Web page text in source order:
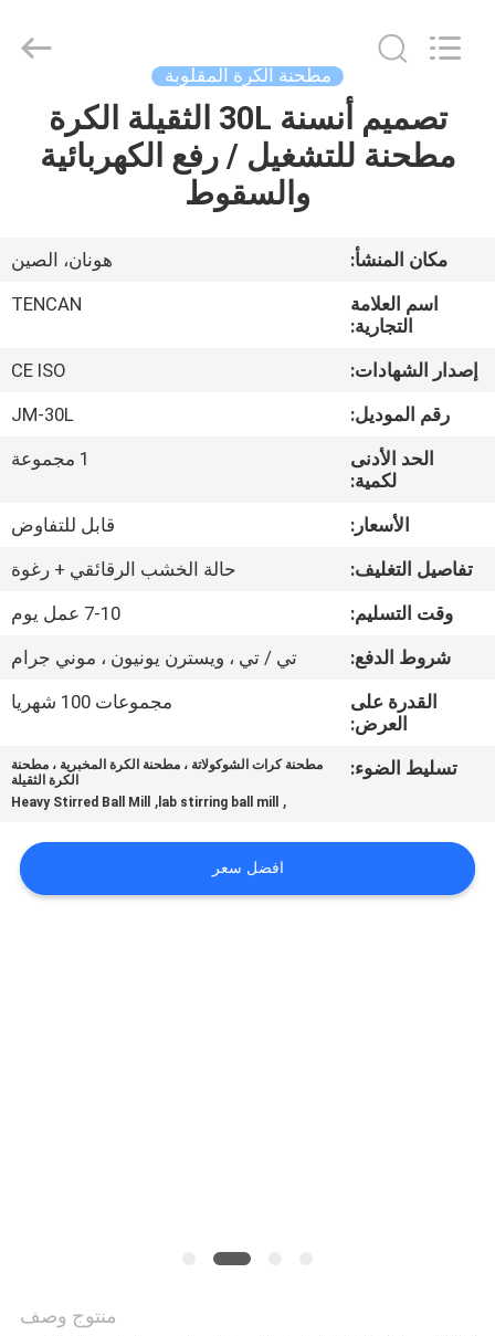
منزل،
بيت
معلومات
جولة
مراقبة
الجودة
اتصل
أخبار
BLOG
اطلب
Technology
مطحنة الكرة المقلوبة
تصميم أنسنة 30L الثقيلة الكرة
مطحنة للتشغيل / رفع الكهربائية
والسقوط
مكان المنشأ:
هونان، الصين
اسم العلامة
التجارية:
TENCAN
إصدار الشهادات:
CE ISO
رقم الموديل:
JM-30L
الحد الأدنى
لكمية:
1 مجموعة
الأسعار:
قابل للتفاوض
تفاصيل التغليف:
حالة الخشب الرقائقي + رغوة
وقت التسليم:
7-10 عمل يوم
شروط الدفع:
تي / تي ، ويسترن يونيون ، موني جرام
القدرة على
العرض:
مجموعات 100 شهريا
تسليط الضوء:
مطحنة كرات الشوكولاتة ، مطحنة الكرة المخبرية ، مطحنة
الكرة الثقيلة
,
lab stirring ball mill
,
Heavy Stirred Ball Mill
افضل سعر
منتوج وصف